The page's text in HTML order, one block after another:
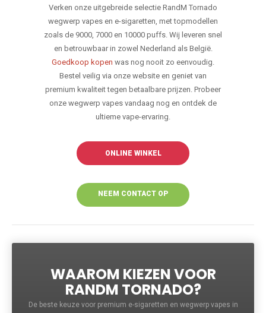
Verken onze uitgebreide selectie RandM Tornado
wegwerp vapes en e-sigaretten, met topmodellen
zoals de 9000, 7000 en 10000 puffs. Wij leveren snel
en betrouwbaar in zowel Nederland als België.
Goedkoop kopen was nog nooit zo eenvoudig.
Bestel veilig via onze website en geniet van
premium kwaliteit tegen betaalbare prijzen. Probeer
onze wegwerp vapes vandaag nog en ontdek de
ultieme vape-ervaring.
ONLINE WINKEL
NEEM CONTACT OP
WAAROM KIEZEN VOOR
RANDM TORNADO?
De beste keuze voor premium e-sigaretten en wegwerp vapes in